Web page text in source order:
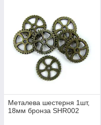
Металева шестерня 1шт,
18мм бронза SHR002